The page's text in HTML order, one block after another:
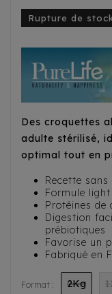
Rupture de
Des croquettes
adulte stérilisé,
optimal tout en
Recette
Formule
Protéines de
Digestion
prébiotiques
Favorise un
Fabriqué en
Format : 2Kg